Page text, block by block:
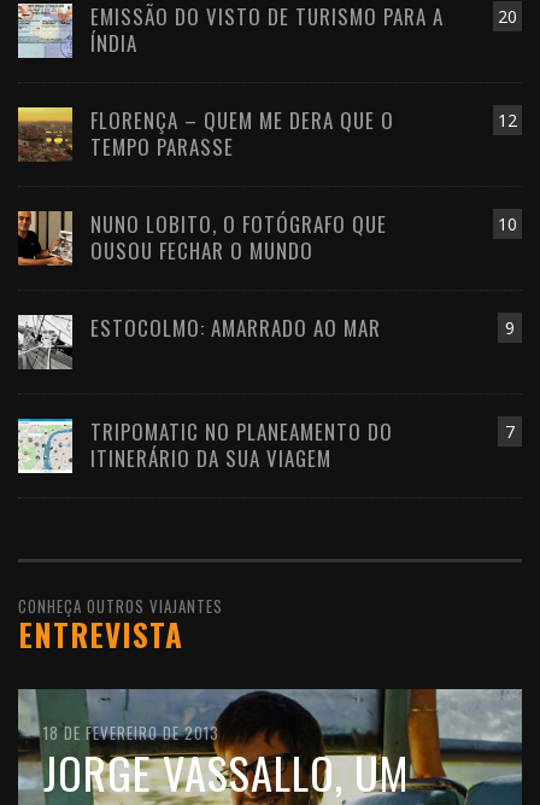
20
EMISSÃO DO VISTO DE TURISMO PARA A
ÍNDIA
12
FLORENÇA – QUEM ME DERA QUE O
TEMPO PARASSE
10
NUNO LOBITO, O FOTÓGRAFO QUE
OUSOU FECHAR O MUNDO
9
ESTOCOLMO: AMARRADO AO MAR
7
TRIPOMATIC NO PLANEAMENTO DO
ITINERÁRIO DA SUA VIAGEM
CONHEÇA OUTROS VIAJANTES
ENTREVISTA
10 DE FEVEREIRO DE 2016
JOÃO LEITÃO, UM
18 DE FEVEREIRO DE 2013
JORGE VASSALLO, UM
11 DE OUTUBRO DE 2012
FILIPE MORATO GOMES,